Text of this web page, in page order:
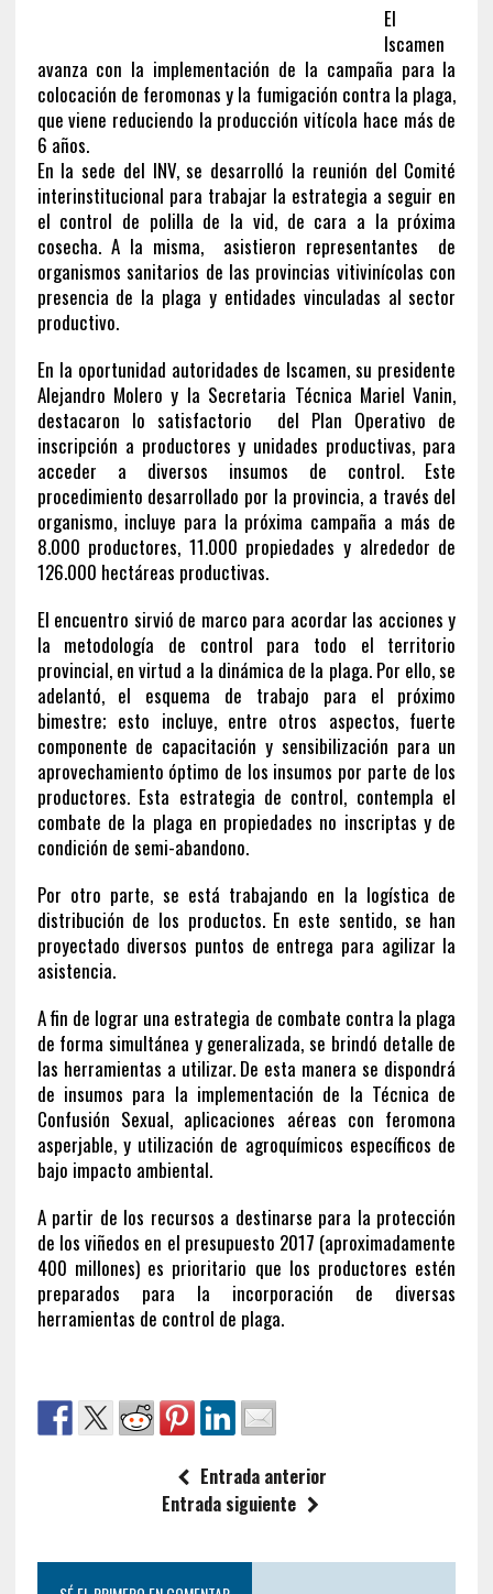
El
Iscamen
avanza con la implementación de la campaña para la
colocación de feromonas y la fumigación contra la plaga,
que viene reduciendo la producción vitícola hace más de
6 años.
En la sede del INV, se desarrolló la reunión del Comité
interinstitucional para trabajar la estrategia a seguir en
el control de polilla de la vid, de cara a la próxima
cosecha. A la misma, asistieron representantes de
organismos sanitarios de las provincias vitivinícolas con
presencia de la plaga y entidades vinculadas al sector
productivo.
En la oportunidad autoridades de Iscamen, su presidente
Alejandro Molero y la Secretaria Técnica Mariel Vanin,
destacaron lo satisfactorio del Plan Operativo de
inscripción a productores y unidades productivas, para
acceder a diversos insumos de control. Este
procedimiento desarrollado por la provincia, a través del
organismo, incluye para la próxima campaña a más de
8.000 productores, 11.000 propiedades y alrededor de
126.000 hectáreas productivas.
El encuentro sirvió de marco para acordar las acciones y
la metodología de control para todo el territorio
provincial, en virtud a la dinámica de la plaga. Por ello, se
adelantó, el esquema de trabajo para el próximo
bimestre; esto incluye, entre otros aspectos, fuerte
componente de capacitación y sensibilización para un
aprovechamiento óptimo de los insumos por parte de los
productores. Esta estrategia de control, contempla el
combate de la plaga en propiedades no inscriptas y de
condición de semi-abandono.
Por otro parte, se está trabajando en la logística de
distribución de los productos. En este sentido, se han
proyectado diversos puntos de entrega para agilizar la
asistencia.
A fin de lograr una estrategia de combate contra la plaga
de forma simultánea y generalizada, se brindó detalle de
las herramientas a utilizar. De esta manera se dispondrá
de insumos para la implementación de la Técnica de
Confusión Sexual, aplicaciones aéreas con feromona
asperjable, y utilización de agroquímicos específicos de
bajo impacto ambiental.
A partir de los recursos a destinarse para la protección
de los viñedos en el presupuesto 2017 (aproximadamente
400 millones) es prioritario que los productores estén
preparados para la incorporación de diversas
herramientas de control de plaga.
Entrada anterior
Entrada siguiente